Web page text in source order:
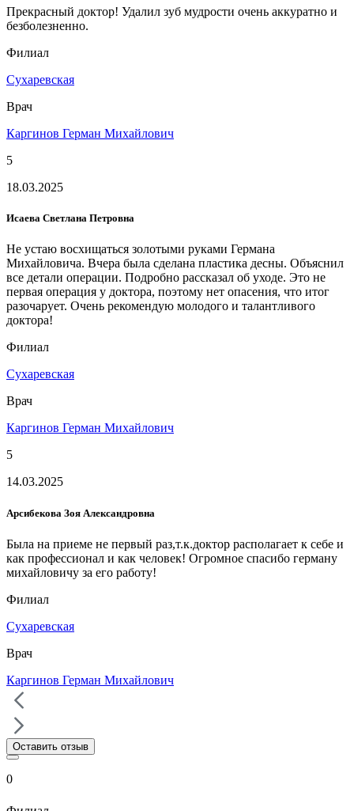
Прекрасный доктор! Удалил зуб мудрости очень аккуратно и
безболезненно.
Филиал
Сухаревская
Врач
Каргинов Герман Михайлович
5
18.03.2025
Исаева Светлана Петровна
Не устаю восхищаться золотыми руками Германа
Михайловича. Вчера была сделана пластика десны. Объяснил
все детали операции. Подробно рассказал об уходе. Это не
первая операция у доктора, поэтому нет опасения, что итог
разочарует. Очень рекомендую молодого и талантливого
доктора!
Филиал
Сухаревская
Врач
Каргинов Герман Михайлович
5
14.03.2025
Арсибекова Зоя Александровна
Была на приеме не первый раз,т.к.доктор располагает к себе и
как профессионал и как человек! Огромное спасибо герману
михайловичу за его работу!
Филиал
Сухаревская
Врач
Каргинов Герман Михайлович
Оставить отзыв
0